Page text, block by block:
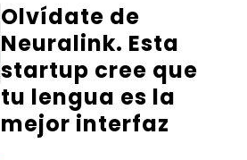
Olvídate de
Neuralink. Esta
startup cree que
tu lengua es la
mejor interfaz